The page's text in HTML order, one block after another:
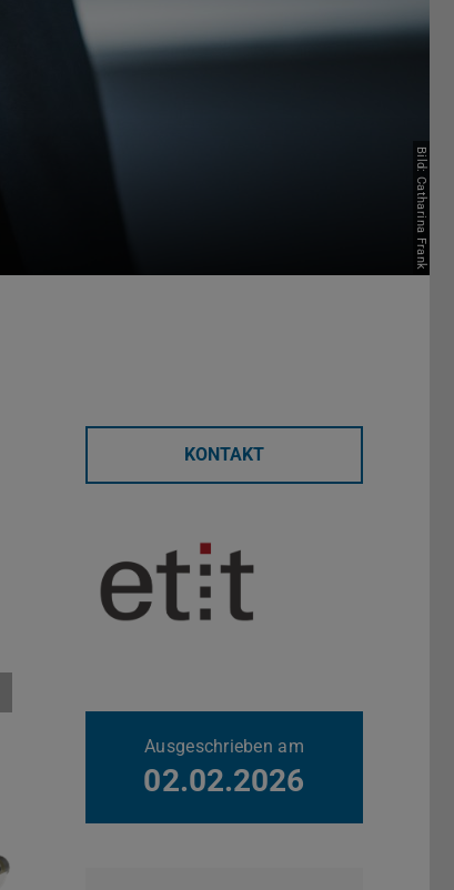
Bild: Catharina Frank
KONTAKT
Ausgeschrieben am
02.02.2026